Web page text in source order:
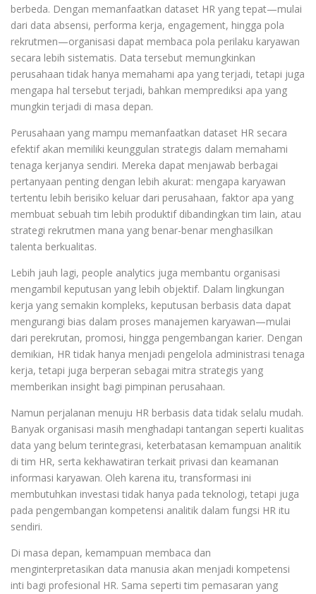
berbeda. Dengan memanfaatkan dataset HR yang tepat—mulai
dari data absensi, performa kerja, engagement, hingga pola
rekrutmen—organisasi dapat membaca pola perilaku karyawan
secara lebih sistematis. Data tersebut memungkinkan
perusahaan tidak hanya memahami apa yang terjadi, tetapi juga
mengapa hal tersebut terjadi, bahkan memprediksi apa yang
mungkin terjadi di masa depan.
Perusahaan yang mampu memanfaatkan dataset HR secara
efektif akan memiliki keunggulan strategis dalam memahami
tenaga kerjanya sendiri. Mereka dapat menjawab berbagai
pertanyaan penting dengan lebih akurat: mengapa karyawan
tertentu lebih berisiko keluar dari perusahaan, faktor apa yang
membuat sebuah tim lebih produktif dibandingkan tim lain, atau
strategi rekrutmen mana yang benar-benar menghasilkan
talenta berkualitas.
Lebih jauh lagi, people analytics juga membantu organisasi
mengambil keputusan yang lebih objektif. Dalam lingkungan
kerja yang semakin kompleks, keputusan berbasis data dapat
mengurangi bias dalam proses manajemen karyawan—mulai
dari perekrutan, promosi, hingga pengembangan karier. Dengan
demikian, HR tidak hanya menjadi pengelola administrasi tenaga
kerja, tetapi juga berperan sebagai mitra strategis yang
memberikan insight bagi pimpinan perusahaan.
Namun perjalanan menuju HR berbasis data tidak selalu mudah.
Banyak organisasi masih menghadapi tantangan seperti kualitas
data yang belum terintegrasi, keterbatasan kemampuan analitik
di tim HR, serta kekhawatiran terkait privasi dan keamanan
informasi karyawan. Oleh karena itu, transformasi ini
membutuhkan investasi tidak hanya pada teknologi, tetapi juga
pada pengembangan kompetensi analitik dalam fungsi HR itu
sendiri.
Di masa depan, kemampuan membaca dan
menginterpretasikan data manusia akan menjadi kompetensi
inti bagi profesional HR. Sama seperti tim pemasaran yang